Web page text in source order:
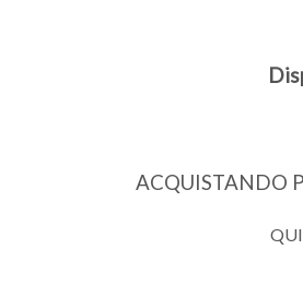
ACQUISTANDO